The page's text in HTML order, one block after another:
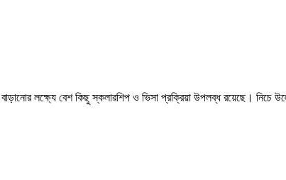
বাড়ানোর লক্ষ্যে বেশ কিছু স্কলারশিপ ও ভিসা প্রক্রিয়া উপলব্ধ রয়েছে।